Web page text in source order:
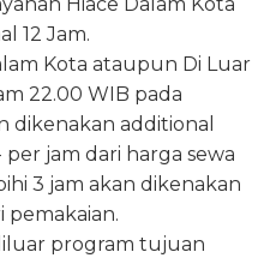
12 Jam.
Kota ataupun Di Luar
22.00 WIB pada
dikenakan additional
per jam dari harga sewa
3 jam akan dikenakan
pemakaian.
program tujuan